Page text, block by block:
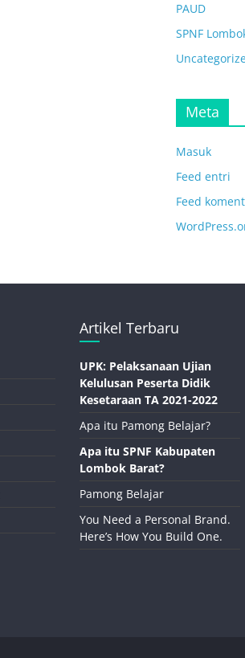
PAUD
SPNF
Meta
Masuk
Feed entri
Feed
Artikel Terbaru
UPK: Pelaksanaan Ujian
Kelulusan Peserta Didik
Kesetaraan TA 2021-2022
Apa itu Pamong Belajar?
Apa itu SPNF Kabupaten
Lombok Barat?
Pamong Belajar
You Need a Personal Brand.
Here’s How You Build One.